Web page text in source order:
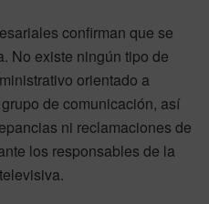
confirman que se
No existe ningún tipo de
orientado a
de comunicación, así
ni reclamaciones de
los responsables de la